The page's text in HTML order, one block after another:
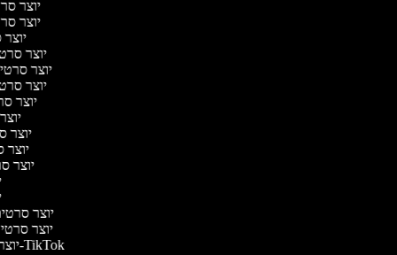
יוצר
יוצר
יוצר
יוצר סרטי
יוצר
יוצר
יוצר
יוצר
יוצר
יוצר
יוצר
יוצר סרטונים ל-TikTok